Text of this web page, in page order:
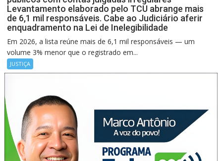
Levantamento elaborado pelo TCU abrange mais
de 6,1 mil responsáveis. Cabe ao Judiciário aferir
enquadramento na Lei de Inelegibilidade
Em 2026, a lista reúne mais de 6,1 mil responsáveis — um
volume 3% menor que o registrado em...
JUSTIÇA